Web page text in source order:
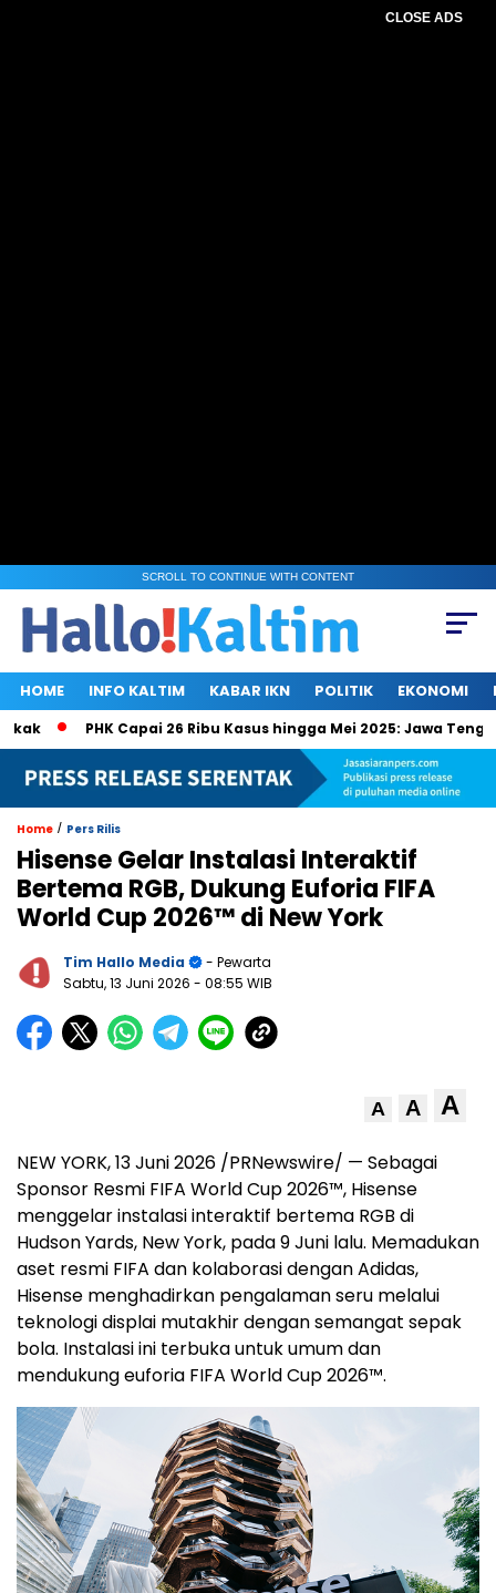
CLOSE ADS
SCROLL TO CONTINUE WITH CONTENT
HOME INFO KALTIM KABAR IKN POLITIK EKONOMI
PHK Capai 26 Ribu Kasus hingga Mei 2025: Jawa Tengah,
Home / Pers Rilis
Hisense Gelar Instalasi Interaktif
Bertema RGB, Dukung Euforia FIFA
World Cup 2026™ di New York
Tim Hallo Media
- Pewarta
Sabtu, 13 Juni 2026 - 08:55 WIB
A A A
NEW YORK, 13 Juni 2026 /PRNewswire/ — Sebagai
Sponsor Resmi FIFA World Cup 2026™, Hisense
menggelar instalasi interaktif bertema RGB di
Hudson Yards, New York, pada 9 Juni lalu. Memadukan
aset resmi FIFA dan kolaborasi dengan Adidas,
Hisense menghadirkan pengalaman seru melalui
teknologi displai mutakhir dengan semangat sepak
bola. Instalasi ini terbuka untuk umum dan
mendukung euforia FIFA World Cup 2026™.